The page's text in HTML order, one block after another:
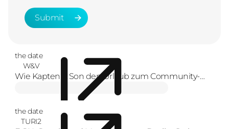
the date
W&V
Wie Kapten & Son den Urlaub zum Community-
the date
TURI2
Submit